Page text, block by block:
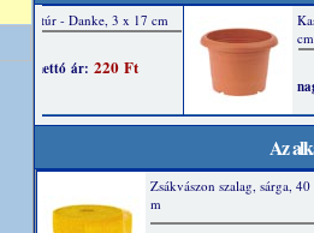
Az
Zsákvászon szalag, sárga,
m